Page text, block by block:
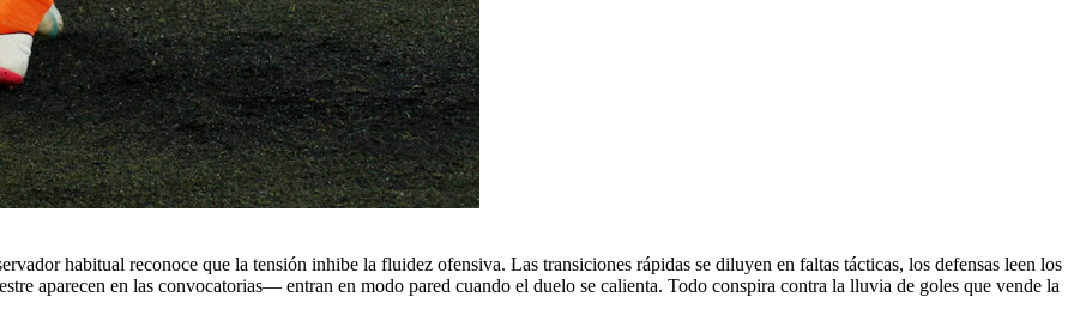
habitual reconoce que la tensión inhibe la fluidez ofensiva. Las transiciones rápidas se diluyen en faltas tácticas, los defensas leen los
aparecen en las convocatorias— entran en modo pared cuando el duelo se calienta. Todo conspira contra la lluvia de goles que vende la